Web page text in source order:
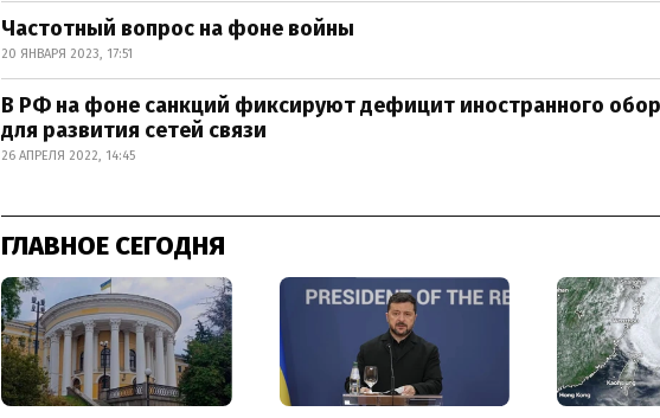
Частотный вопрос на фоне войны
20 ЯНВАРЯ 2023, 17:51
В РФ на фоне санкций фиксируют дефицит иностранного
для развития сетей связи
26 АПРЕЛЯ 2022, 14:45
ГЛАВНОЕ СЕГОДНЯ